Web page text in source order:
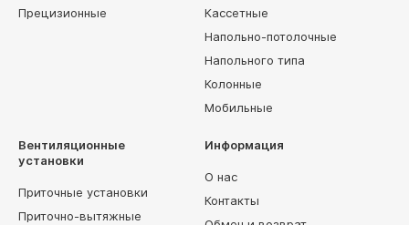
Прецизионные
Кассетные
Напольно-потолочные
Напольного типа
Колонные
Мобильные
Вентиляционные
установки
Приточные установки
Приточно-вытяжные
Информация
О нас
Контакты